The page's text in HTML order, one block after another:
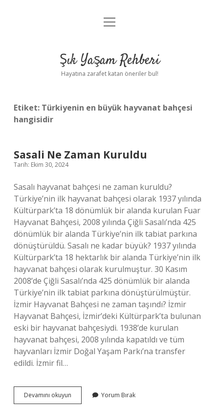
Anasayfa
Yasal Uyarı
menüyü
Şık Yaşam Rehberi
Hayatına zarafet katan öneriler bul!
Etiket: Türkiyenin en büyük hayvanat bahçesi
hangisidir
Sasali Ne Zaman Kuruldu
Tarih: Ekim 30, 2024
Sasalı hayvanat bahçesi ne zaman kuruldu?
Türkiye’nin ilk hayvanat bahçesi olarak 1937 yılında
Kültürpark’ta 18 dönümlük bir alanda kurulan Fuar
Hayvanat Bahçesi, 2008 yılında Çiğli Sasalı’nda 425
dönümlük bir alanda Türkiye’nin ilk tabiat parkına
dönüştürüldü. Sasalı ne kadar büyük? 1937 yılında
Kültürpark’ta 18 hektarlık bir alanda Türkiye’nin ilk
hayvanat bahçesi olarak kurulmuştur. 30 Kasım
2008’de Çiğli Sasalı’nda 425 dönümlük bir alanda
Türkiye’nin ilk tabiat parkına dönüştürülmüştür.
İzmir Hayvanat Bahçesi ne zaman taşındı? İzmir
Hayvanat Bahçesi, İzmir’deki Kültürpark’ta bulunan
eski bir hayvanat bahçesiydi. 1938’de kurulan
hayvanat bahçesi, 2008 yılında kapatıldı ve tüm
hayvanları İzmir Doğal Yaşam Parkı’na transfer
edildi. İzmir fil…
Devamını okuyun
Ne
Yorum Bırak